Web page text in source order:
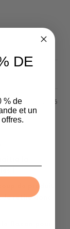
15/02/2026
la
!
de produit
retire donc
flacon pour
DE
% de
et un